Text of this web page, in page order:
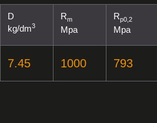
D
kg/dm3
Rm
Mpa
Rp0,2
Mpa
7.45 1000 793